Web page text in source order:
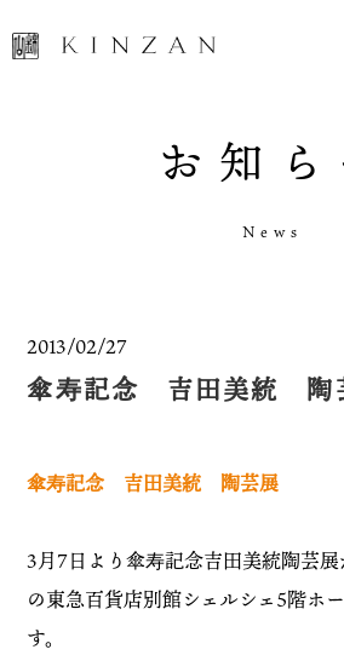
お 知 ら
N e w s
2013/02/27
傘寿記念 吉田美統 陶
傘寿記念 吉田美統 陶芸展
3月7日より傘寿記念吉田美統陶芸
の東急百貨店別館シェルシェ5階ホ
す。